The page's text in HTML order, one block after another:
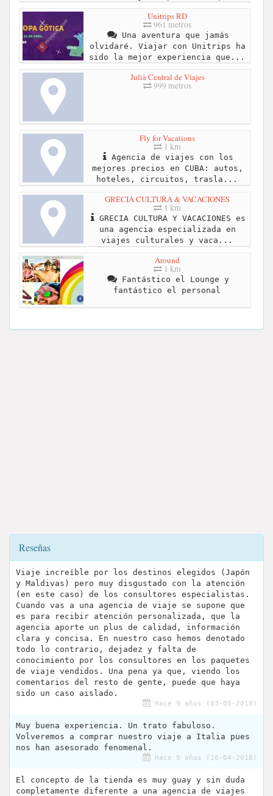
Unitrips RD
961 metros
Una aventura que jamás
olvidaré. Viajar con Unitrips ha
sido la mejor experiencia que...
Julià Central de Viajes
999 metros
Fly for Vacations
1 km
Agencia de viajes con los
mejores precios en CUBA: autos,
hoteles, circuitos, trasla...
GRECIA CULTURA & VACACIONES
1 km
GRECIA CULTURA Y VACACIONES es
una agencia especializada en
viajes culturales y vaca...
Around
1 km
Fantástico el Lounge y
fantástico el personal
Reseñas
Viaje increíble por los destinos elegidos (Japón
y Maldivas) pero muy disgustado con la atención
(en este caso) de los consultores especialistas.
Cuando vas a una agencia de viaje se supone que
es para recibir atención personalizada, que la
agencia aporte un plus de calidad, información
clara y concisa. En nuestro caso hemos denotado
todo lo contrario, dejadez y falta de
conocimiento por los consultores en los paquetes
de viaje vendidos. Una pena ya que, viendo los
comentarios del resto de gente, puede que haya
sido un caso aislado.
Hace 9 años (03-05-2018)
Muy buena experiencia. Un trato fabuloso.
Volveremos a comprar nuestro viaje a Italia pues
nos han asesorado fenomenal.
Hace 9 años (16-04-2018)
El concepto de la tienda es muy guay y sin duda
completamente diferente a una agencia de viajes